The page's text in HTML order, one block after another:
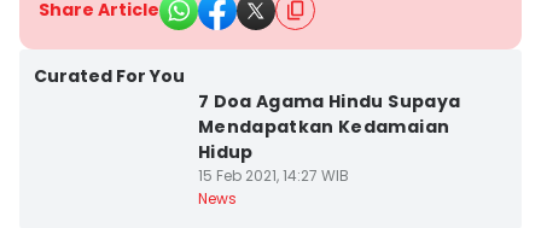
Share Article
Curated For You
7 Doa Agama Hindu Supaya
Mendapatkan Kedamaian
Hidup
15 Feb 2021, 14:27 WIB
News